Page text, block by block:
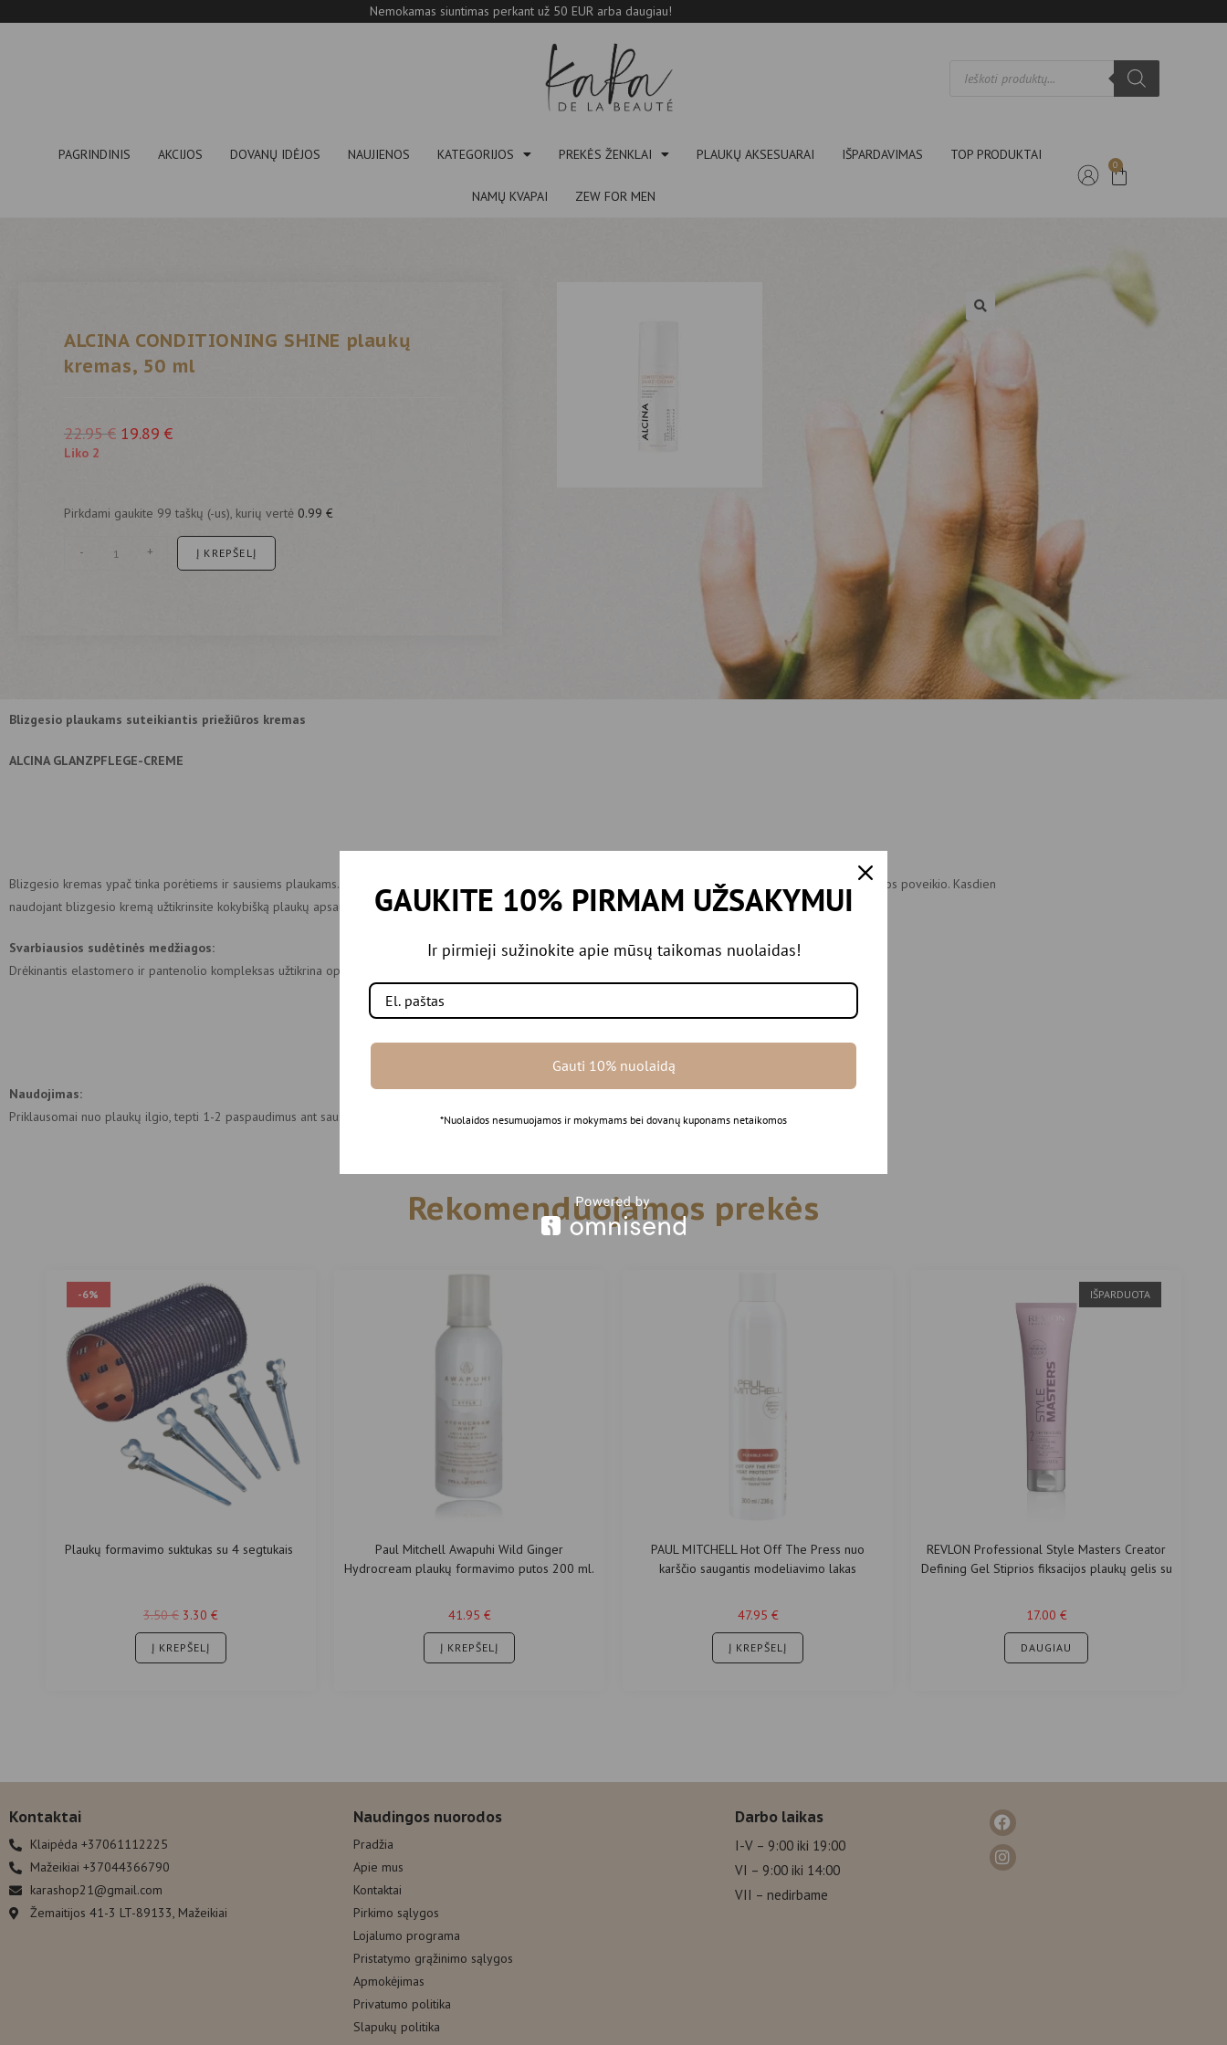
Nemokamas siuntimas perkant už 50 EUR arba daugiau!
PAGRINDINIS AKCIJOS DOVANŲ IDĖJOS NAUJIENOS KATEGORIJOS PREKĖS ŽENKLAI PLAUKŲ AKSESUARAI IŠPARDAVIMAS TOP PRODUKTAI
NAMŲ KVAPAI ZEW FOR MEN
0
ALCINA CONDITIONING SHINE plaukų
kremas, 50 ml
22.95€ 19.89 €
Liko 2
Pirkdami gaukite 99 taškų (-us), kurių vertė 0.99 €
- + Į KREPŠELĮ
Blizgesio plaukams suteikiantis priežiūros kremas
ALCINA GLANZPFLEGE-CREME
Blizgesio kremas ypač tinka porėtiems ir sausiems plaukams. Švelnios tekstūros priemonė iš karto regeneruoja plaukus ir sukuria apsaugą nuo kenksmingo aplinkos poveikio. Kasdien
naudojant blizgesio kremą užtikrinsite kokybišką plaukų apsaugą, intensyvų žvilgesį bei išvengsite įsielektrinimo. Priežiūra 4 / Drėgmė 7.
Svarbiausios sudėtinės medžiagos:
Drėkinantis elastomero ir pantenolio kompleksas užtikrina optimalų drėgmės balansą. Plaukui identiški kviečių proteinai lygina plaukų struktūrą.
Naudojimas:
Priklausomai nuo plaukų ilgio, tepti 1-2 paspaudimus ant sausų plaukų per visą ilgį iki pat galiukų. Neišskalauti.
Rekomenduojamos prekės
-6%
Plaukų formavimo suktukas su 4 segtukais
3.50€ 3.30 €
Į KREPŠELĮ
Paul Mitchell Awapuhi Wild Ginger
Hydrocream plaukų formavimo putos 200 ml.
41.95 €
Į KREPŠELĮ
PAUL MITCHELL Hot Off The Press nuo
karščio saugantis modeliavimo lakas
47.95 €
Į KREPŠELĮ
IŠPARDUOTA
REVLON Professional Style Masters Creator
Defining Gel Stiprios fiksacijos plaukų gelis su
17.00 €
DAUGIAU
Kontaktai
Klaipėda +37061112225
Mažeikiai +37044366790
karashop21@gmail.com
Žemaitijos 41-3 LT-89133, Mažeikiai
Naudingos nuorodos
Pradžia
Apie mus
Kontaktai
Pirkimo sąlygos
Lojalumo programa
Pristatymo grąžinimo sąlygos
Apmokėjimas
Privatumo politika
Slapukų politika
Darbo laikas
I-V – 9:00 iki 19:00
VI – 9:00 iki 14:00
VII – nedirbame
GAUKITE 10% PIRMAM UŽSAKYMUI
Ir pirmieji sužinokite apie mūsų taikomas nuolaidas!
Gauti 10% nuolaidą
*Nuolaidos nesumuojamos ir mokymams bei dovanų kuponams netaikomos